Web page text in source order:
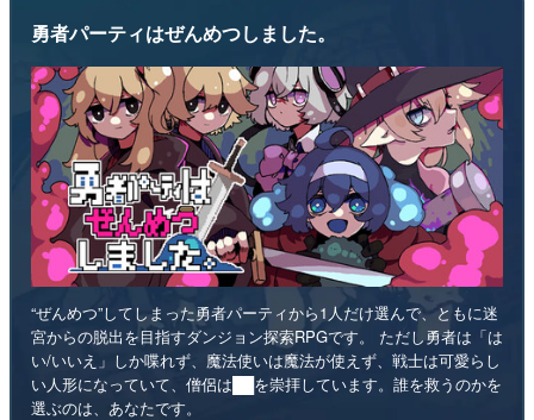
勇者パーティはぜんめつしました。
“ぜんめつ”してしまった勇者パーティから1人だけ選んで、ともに迷
宮からの脱出を目指すダンジョン探索RPGです。 ただし勇者は「は
い/いいえ」しか喋れず、魔法使いは魔法が使えず、戦士は可愛らし
い人形になっていて、僧侶は██を崇拝しています。誰を救うのかを
選ぶのは、あなたです。